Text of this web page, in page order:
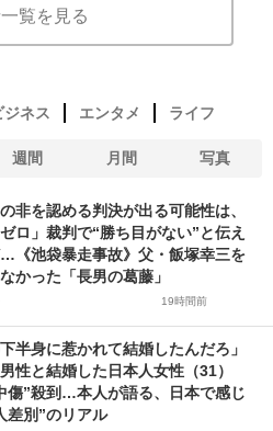
覧を見る
ジネス エンタメ ライフ
週間 月間 写真
の非を認める判決が出る可能性は、
ロ」裁判で“勝ち目がない”と伝え
《池袋暴走事故》父・飯塚幸三を
かった「長男の葛藤」
19時間前
下半身に惹かれて結婚したんだろ」
性と結婚した日本人女性（31）
傷”殺到…本人が語る、日本で感じ
差別”のリアル